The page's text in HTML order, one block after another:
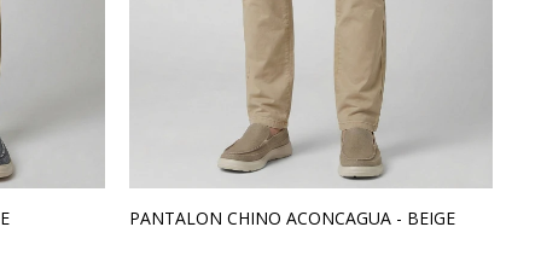
PANTALON CHINO ACONCAGUA - BEIGE